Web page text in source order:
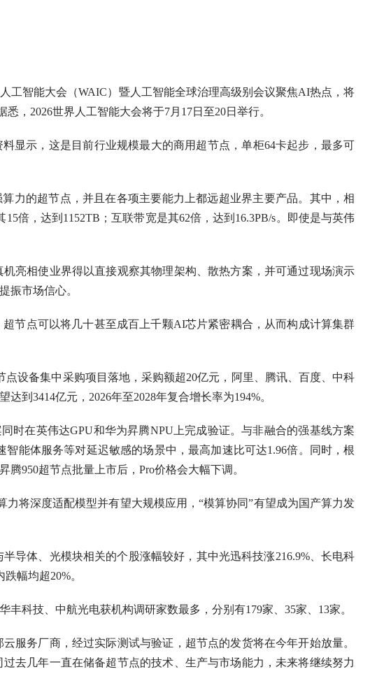
智能大会（WAIC）暨人工智能全球治理高级别会议聚焦AI热点，将
，2026世界人工智能大会将于7月17日至20日举行。
示，这是目前行业规模最大的商用超节点，单柜64卡起步，最多可
的超节点，并且在各项主要能力上都远超业界主要产品。其中，相
倍，达到1152TB；互联带宽是其62倍，达到16.3PB/s。即使是与英伟
相使业界得以直接观察其物理架构、散热方案，并可通过现场演示
振市场信心。
点可以将几十甚至成百上千颗AI芯片紧密耦合，从而构成计算集群
备集中采购项目落地，采购额超20亿元，阿里、腾讯、百度、中科
到3414亿元，2026年至2028年复合增长率为194%。
时在英伟达GPU和华为昇腾NPU上完成验证。与非融合的强基线方案
能体服务等对延迟敏感的场景中，最高加速比可达1.96倍。同时，根
950超节点批量上市后，Pro价格会大幅下调。
将深度适配模型并有望大规模应用，“模算协同”有望成为国产算力发
体、光模块相关的个股涨幅较好，其中光迅科技涨216.9%、长电科
幅均超20%。
技、中航光电获机构调研家数最多，分别有179家、35家、13家。
务厂商，经过实际测试与验证，超节点的发货将在今年开始放量。
去几年一直在储备超节点的技术、生产与市场能力，未来将继续努力